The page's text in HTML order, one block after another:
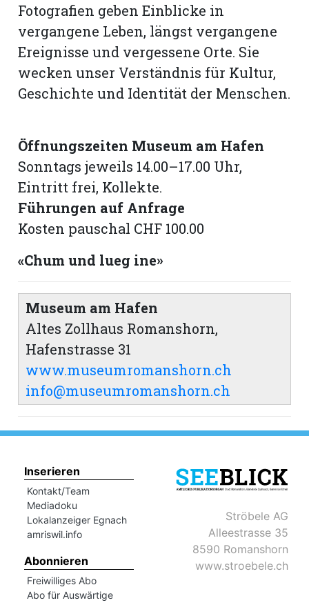
Fotografien geben Einblicke in
vergangene Leben, längst vergangene
Ereignisse und vergessene Orte. Sie
wecken unser Verständnis für Kultur,
Geschichte und Identität der Menschen.
Öffnungszeiten Museum am Hafen
Sonntags jeweils 14.00–17.00 Uhr,
Eintritt frei, Kollekte.
Führungen auf Anfrage
Kosten pauschal CHF 100.00
«Chum und lueg ine»
Museum am Hafen
Altes Zollhaus Romanshorn,
Hafenstrasse 31
www.museumromanshorn.ch
info@museumromanshorn.ch
Inserieren
Kontakt/Team
Mediadoku
Lokalanzeiger Egnach
amriswil.info
Abonnieren
Freiwilliges Abo
Abo für Auswärtige
Ströbele AG
Alleestrasse 35
8590 Romanshorn
www.stroebele.ch